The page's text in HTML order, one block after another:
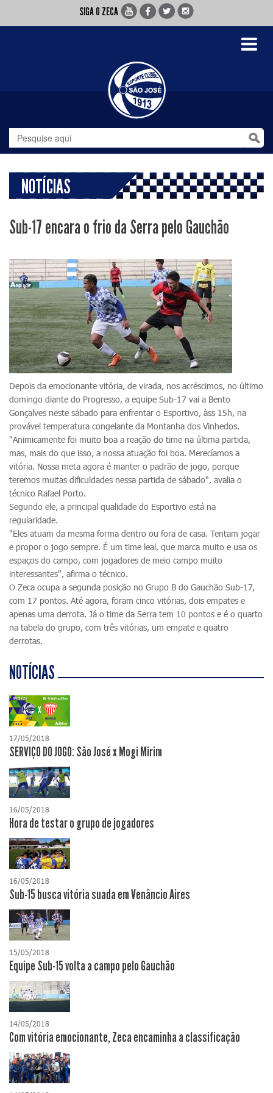
SIGA O ZECA
Toggle
NOTÍCIAS
Sub-17 encara o frio da Serra pelo Gauchão
Depois da emocionante vitória, de virada, nos acréscimos, no último
domingo diante do Progresso, a equipe Sub-17 vai a Bento
Gonçalves neste sábado para enfrentar o Esportivo, àss 15h, na
provável temperatura congelante da Montanha dos Vinhedos.
"Animicamente foi muito boa a reação do time na última partida,
mas, mais do que isso, a nossa atuação foi boa. Merecíamos a
vitória. Nossa meta agora é manter o padrão de jogo, porque
teremos muitas dificuldades nessa partida de sábado", avalia o
técnico Rafael Porto.
Segundo ele, a principal qualidade do Esportivo está na
regularidade.
"Eles atuam da mesma forma dentro ou fora de casa. Tentam jogar
e propor o jogo sempre. É um time leal, que marca muito e usa os
espaços do campo, com jogadores de meio campo muito
interessantes", afirma o técnico.
O Zeca ocupa a segunda posição no Grupo B do Gauchão Sub-17,
com 17 pontos. Até agora, foram cinco vitórias, dois empates e
apenas uma derrota. Já o time da Serra tem 10 pontos e é o quarto
na tabela do grupo, com três vitórias, um empate e quatro
derrotas.
NOTÍCIAS
17/05/2018
SERVIÇO DO JOGO: São José x Mogi Mirim
16/05/2018
Hora de testar o grupo de jogadores
16/05/2018
Sub-15 busca vitória suada em Venâncio Aires
15/05/2018
Equipe Sub-15 volta a campo pelo Gauchão
14/05/2018
Com vitória emocionante, Zeca encaminha a classificação